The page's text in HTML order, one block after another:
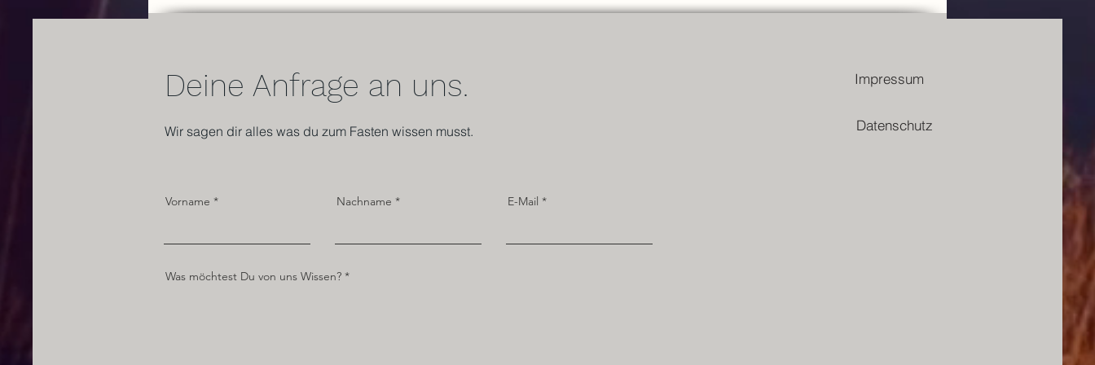
Verführungen gehören zur
Fasten: Ein kritischer Blick auf
neuen Fastenhotel
Deine Anfrage an uns.
Wir sagen dir alles was du zum Fasten wissen musst.
Vorname Nachname E-Mail
Was möchtest Du von uns Wissen?
Impressum
Datenschutz